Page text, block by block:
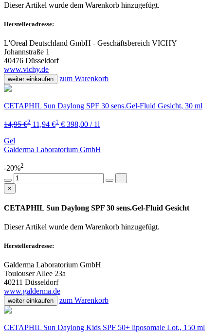
Dieser Artikel wurde dem Warenkorb hinzugefügt.
Herstelleradresse:
L'Oreal Deutschland GmbH - Geschäftsbereich VICHY
Johannstraße 1
40476 Düsseldorf
www.vichy.de
weiter einkaufen zum Warenkorb
CETAPHIL Sun Daylong SPF 30 sens.Gel-Fluid Gesicht, 30 ml
14,95 €2 11,94 €1 € 398,00 / 1l
Gel
Galderma Laboratorium GmbH
-20%2
×
CETAPHIL Sun Daylong SPF 30 sens.Gel-Fluid Gesicht
Dieser Artikel wurde dem Warenkorb hinzugefügt.
Herstelleradresse:
Galderma Laboratorium GmbH
Toulouser Allee 23a
40211 Düsseldorf
www.galderma.de
weiter einkaufen zum Warenkorb
CETAPHIL Sun Daylong Kids SPF 50+ liposomale Lot., 150 ml